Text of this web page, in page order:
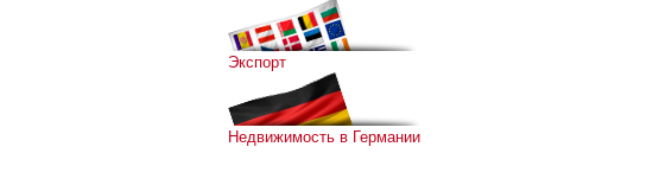
Экспорт
Недвижимость в Германии